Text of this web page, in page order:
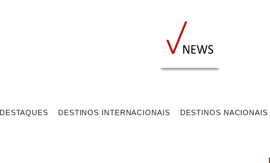
DESTAQUES DESTINOS INTERNACIONAIS DESTINOS NACIONAIS